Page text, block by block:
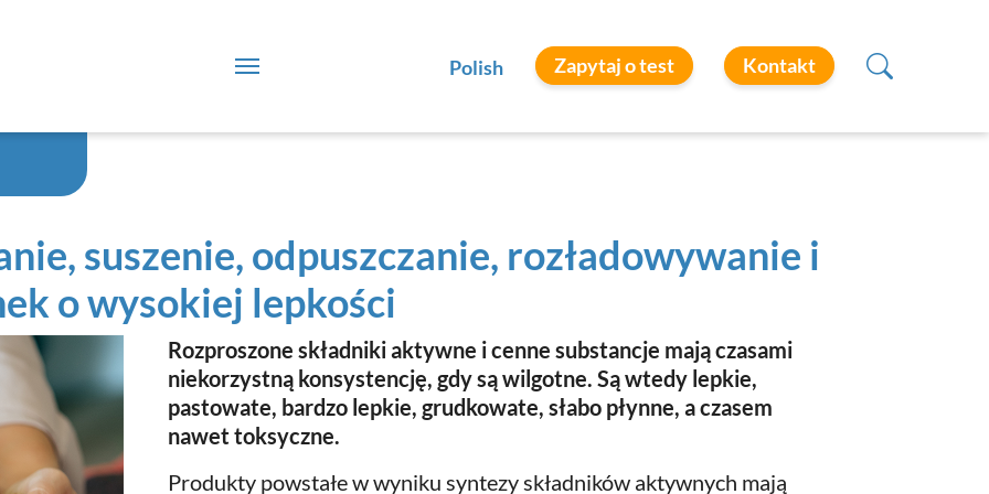
Polish Zapytaj o test Kontakt
suszenie, odpuszczanie, rozładowywanie i
o wysokiej lepkości
Rozproszone składniki aktywne i cenne substancje mają czasami
niekorzystną konsystencję, gdy są wilgotne. Są wtedy lepkie,
pastowate, bardzo lepkie, grudkowate, słabo płynne, a czasem
nawet toksyczne.
Produkty powstałe w wyniku syntezy składników aktywnych mają